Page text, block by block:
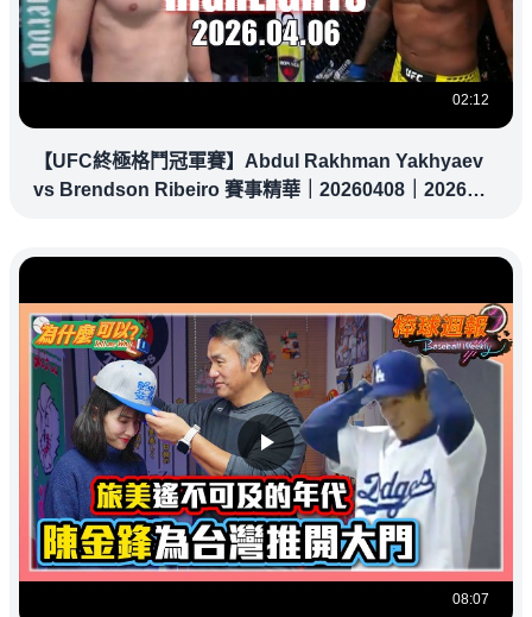
02:12
【UFC終極格鬥冠軍賽】Abdul Rakhman Yakhyaev
vs Brendson Ribeiro 賽事精華｜20260408｜2026
08:07